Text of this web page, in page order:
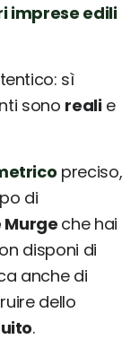
imprese edili
sì
sono realie
preciso,
di
Murge che hai
disponi di
anche di
dello
.